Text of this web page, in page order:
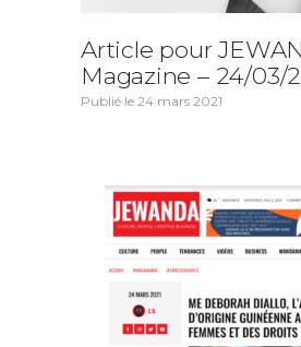
Article pour
Magazine – 24/03/
Publié le 24 mars 2021